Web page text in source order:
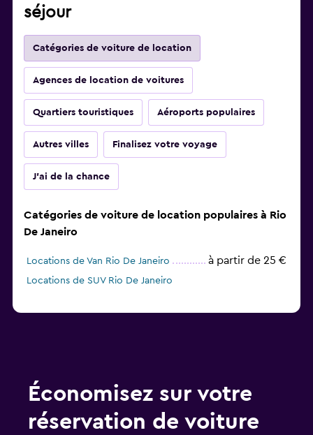
séjour
Catégories de voiture de location
Agences de location de voitures
Quartiers touristiques Aéroports populaires
Autres villes Finalisez votre voyage
J'ai de la chance
Catégories de voiture de location populaires à Rio
De Janeiro
Locations de Van Rio De Janeiro à partir de 25 €
Locations de SUV Rio De Janeiro
Économisez sur votre
réservation de voiture